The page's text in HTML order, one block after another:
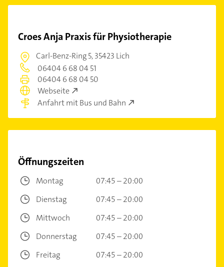
Croes Anja Praxis für Physiotherapie
Carl-Benz-Ring 5,35423 Lich
06404 6 68 04 51
06404 6 68 04 50
Webseite
Anfahrt mit Bus und Bahn
Öffnungszeiten
Montag
07:45 – 20:00
Dienstag
07:45 – 20:00
Mittwoch
07:45 – 20:00
Donnerstag
07:45 – 20:00
Freitag
07:45 – 20:00